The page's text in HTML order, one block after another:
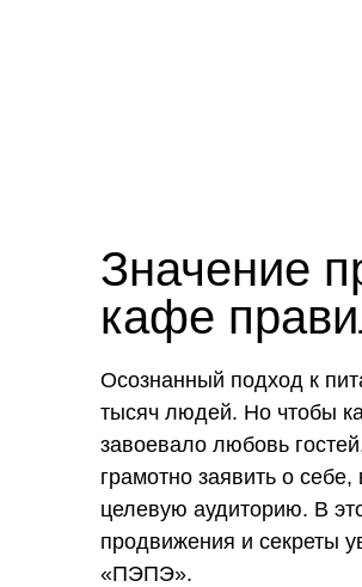
Осознанный подход к
тысяч людей. Но чтобы
завоевало любовь
грамотно заявить о
целевую аудиторию. В
продвижения и секреты
«ПЭПЭ».
Значение
кафе